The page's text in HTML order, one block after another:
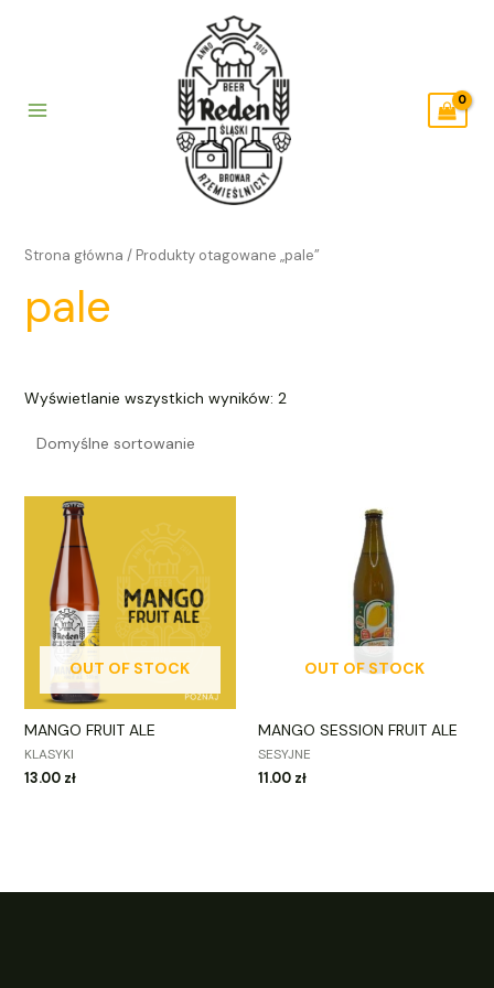
Strona główna / Produkty otagowane „pale”
pale
Wyświetlanie wszystkich wyników: 2
OUT OF STOCK
MANGO FRUIT ALE
KLASYKI
13.00 zł
OUT OF STOCK
MANGO SESSION FRUIT ALE
SESYJNE
11.00 zł